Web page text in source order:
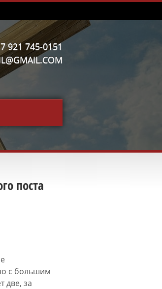
921 745-0151
поста
с большим
две, за